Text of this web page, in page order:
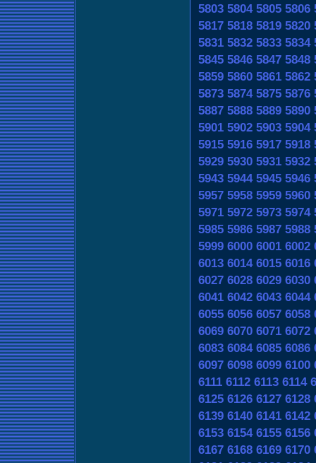
5803 5804 5805 5806
5817 5818 5819 5820
5831 5832 5833 5834
5845 5846 5847 5848
5859 5860 5861 5862
5873 5874 5875 5876
5887 5888 5889 5890
5901 5902 5903 5904
5915 5916 5917 5918
5929 5930 5931 5932
5943 5944 5945 5946
5957 5958 5959 5960
5971 5972 5973 5974
5985 5986 5987 5988
5999 6000 6001 6002
6013 6014 6015 6016
6027 6028 6029 6030
6041 6042 6043 6044
6055 6056 6057 6058
6069 6070 6071 6072
6083 6084 6085 6086
6097 6098 6099 6100
6111 6112 6113 6114
6125 6126 6127 6128
6139 6140 6141 6142
6153 6154 6155 6156
6167 6168 6169 6170